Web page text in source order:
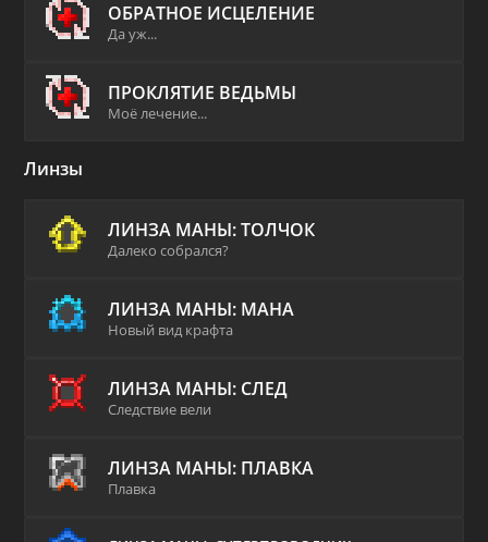
ОБРАТНОЕ ИСЦЕЛЕНИЕ
Да уж...
ПРОКЛЯТИЕ ВЕДЬМЫ
Моё лечение...
Линзы
ЛИНЗА МАНЫ: ТОЛЧОК
Далеко собрался?
ЛИНЗА МАНЫ: МАНА
Новый вид крафта
ЛИНЗА МАНЫ: СЛЕД
Следствие вели
ЛИНЗА МАНЫ: ПЛАВКА
Плавка